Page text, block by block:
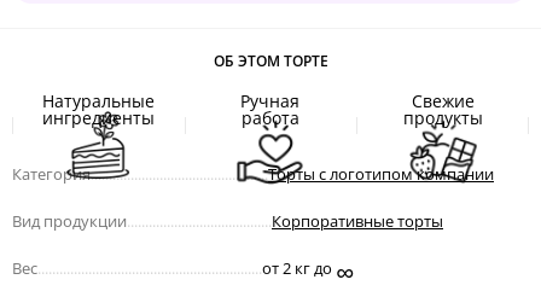
ОБ ЭТОМ ТОРТЕ
Натуральные
ингредиенты
Ручная
работа
Свежие
продукты
Категория.................................................Торты с логотипом компании
Вид продукции Корпоративные торты
Вес от 2 кг до ∞